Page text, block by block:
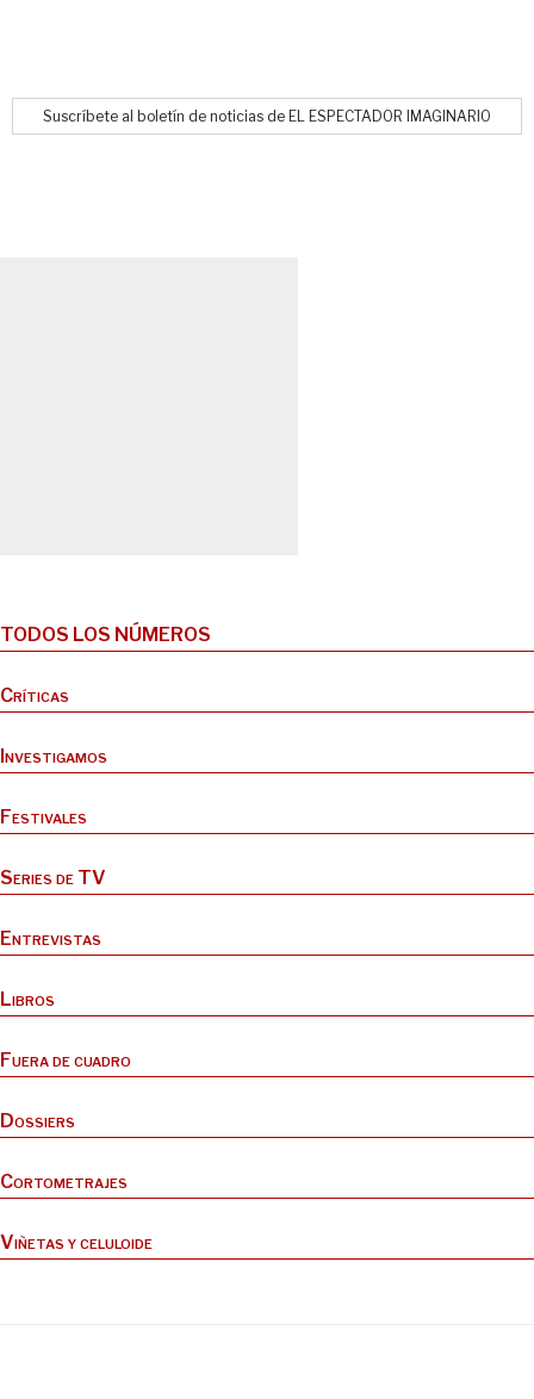
Suscríbete al boletín de noticias de EL ESPECTADOR IMAGINARIO
TODOS LOS NÚMEROS
Críticas
Investigamos
Festivales
Series de TV
Entrevistas
Libros
Fuera de cuadro
Dossiers
Cortometrajes
Viñetas y celuloide